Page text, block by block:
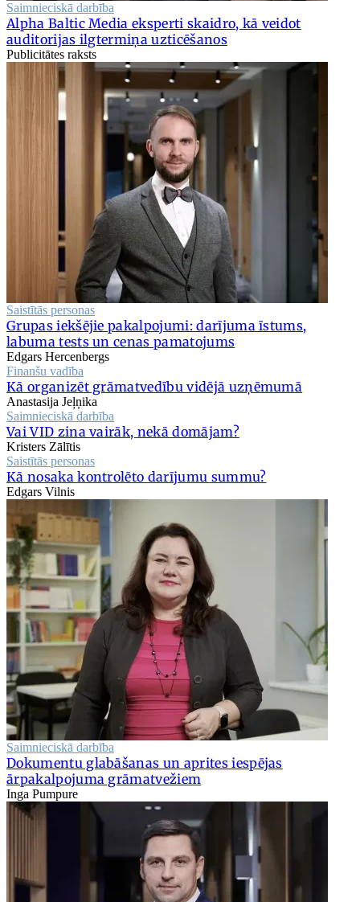
Saimnieciskā darbība
Alpha Baltic Media eksperti skaidro, kā veidot
auditorijas ilgtermiņa uzticēšanos
Publicitātes raksts
Saistītās personas
Grupas iekšējie pakalpojumi: darījuma īstums,
labuma tests un cenas pamatojums
Edgars Hercenbergs
Finanšu vadība
Kā organizēt grāmatvedību vidējā uzņēmumā
Anastasija Jeļņika
Saimnieciskā darbība
Vai VID zina vairāk, nekā domājam?
Kristers Zālītis
Saistītās personas
Kā nosaka kontrolēto darījumu summu?
Edgars Vilnis
Saimnieciskā darbība
Dokumentu glabāšanas un aprites iespējas
ārpakalpojuma grāmatvežiem
Inga Pumpure